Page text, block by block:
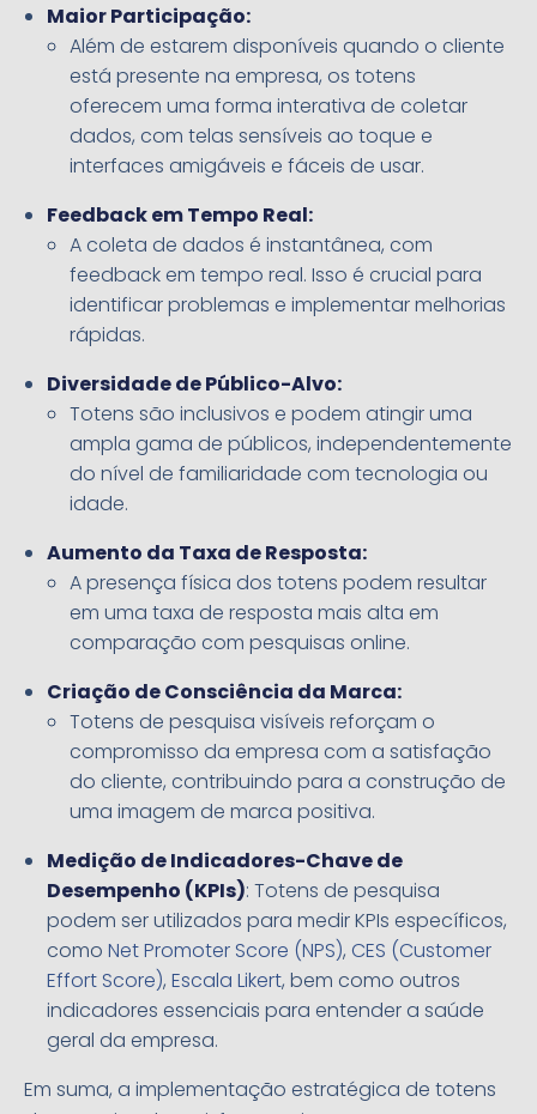
Maior Participação:
Além de estarem disponíveis quando o cliente
está presente na empresa, os totens
oferecem uma forma interativa de coletar
dados, com telas sensíveis ao toque e
interfaces amigáveis e fáceis de usar.
Feedback em Tempo Real:
A coleta de dados é instantânea, com
feedback em tempo real. Isso é crucial para
identificar problemas e implementar melhorias
rápidas.
Diversidade de Público-Alvo:
Totens são inclusivos e podem atingir uma
ampla gama de públicos, independentemente
do nível de familiaridade com tecnologia ou
idade.
Aumento da Taxa de Resposta:
A presença física dos totens podem resultar
em uma taxa de resposta mais alta em
comparação com pesquisas online.
Criação de Consciência da Marca:
Totens de pesquisa visíveis reforçam o
compromisso da empresa com a satisfação
do cliente, contribuindo para a construção de
uma imagem de marca positiva.
Medição de Indicadores-Chave de
Desempenho (KPIs): Totens de pesquisa
podem ser utilizados para medir KPIs específicos,
comoNet Promoter Score (NPS), CES (Customer
Effort Score),Escala Likert, bem como outros
indicadores essenciais para entender a saúde
geral da empresa.
Em suma, a implementação estratégica de totens